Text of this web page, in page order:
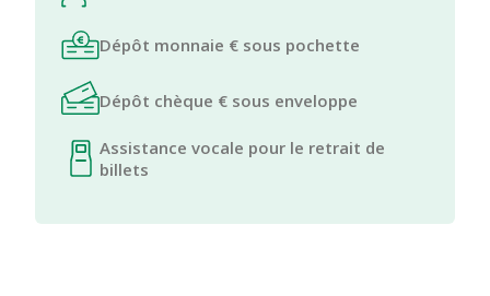
Dépôt monnaie € sous pochette
Dépôt chèque € sous enveloppe
Assistance vocale pour le retrait de
billets